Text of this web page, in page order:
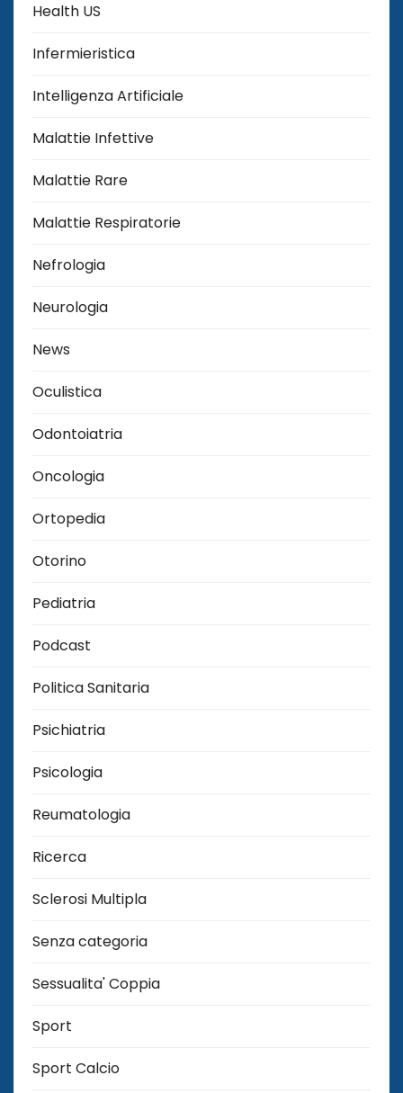
Health US
Infermieristica
Intelligenza Artificiale
Malattie Infettive
Malattie Rare
Malattie Respiratorie
Nefrologia
Neurologia
News
Oculistica
Odontoiatria
Oncologia
Ortopedia
Otorino
Pediatria
Podcast
Politica Sanitaria
Psichiatria
Psicologia
Reumatologia
Ricerca
Sclerosi Multipla
Senza categoria
Sessualita' Coppia
Sport
Sport Calcio